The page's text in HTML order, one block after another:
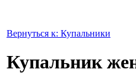
Вернуться к: Купальники
Купальник